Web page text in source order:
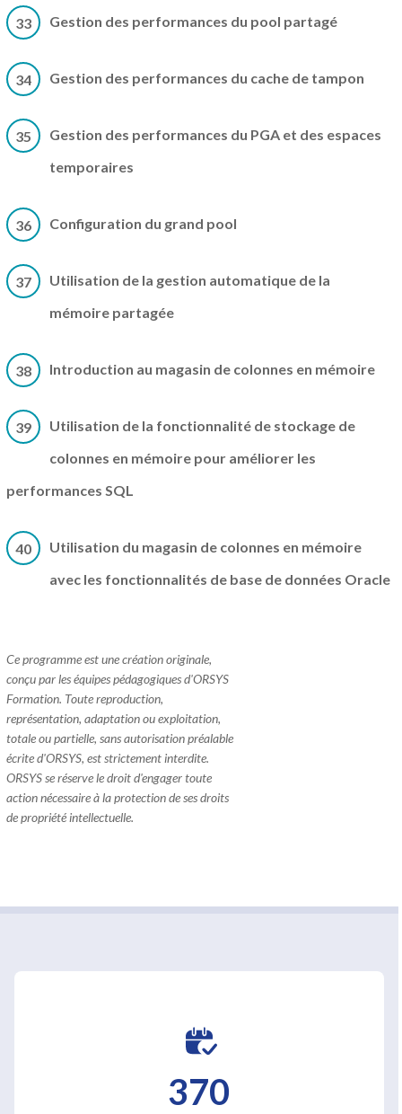
33 Gestion des performances du pool partagé
34 Gestion des performances du cache de tampon
35
Gestion des performances du PGA et des espaces
temporaires
36 Configuration du grand pool
37
Utilisation de la gestion automatique de la
mémoire partagée
38 Introduction au magasin de colonnes en mémoire
39
Utilisation de la fonctionnalité de stockage de
colonnes en mémoire pour améliorer les
performances SQL
40
Utilisation du magasin de colonnes en mémoire
avec les fonctionnalités de base de données Oracle
Ce programme est une création originale,
conçu par les équipes pédagogiques d'ORSYS
Formation. Toute reproduction,
représentation, adaptation ou exploitation,
totale ou partielle, sans autorisation préalable
écrite d'ORSYS, est strictement interdite.
ORSYS se réserve le droit d'engager toute
action nécessaire à la protection de ses droits
de propriété intellectuelle.
370